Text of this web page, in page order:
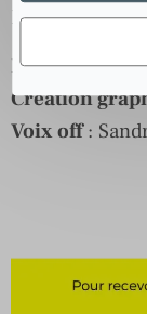
En
Rédaction en
Création
Voix off: